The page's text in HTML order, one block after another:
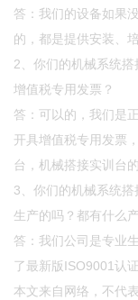
答：我们的设备如果
的，都是提供安装、
2、你们的机械系统
增值税专用发票？
答：可以的，我们是
开具增值税专用发票
台，机械搭接实训台
3、你们的机械系统
生产的吗？都有什么
答：我们公司是专业
了最新版ISO9001认
本文来自网络，不代